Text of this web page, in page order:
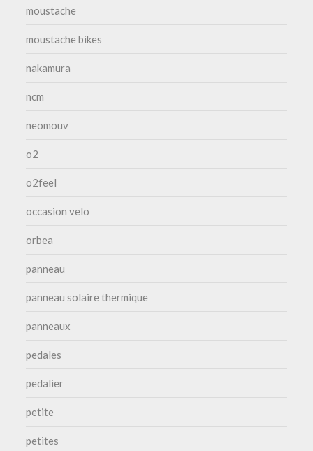
moustache
moustache bikes
nakamura
ncm
neomouv
o2
o2feel
occasion velo
orbea
panneau
panneau solaire thermique
panneaux
pedales
pedalier
petite
petites